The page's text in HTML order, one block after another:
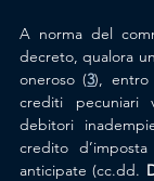
A norma del
decreto, qualora
oneroso (3), entro
crediti pecuniari
debitori
credito
anticipate (cc.dd.